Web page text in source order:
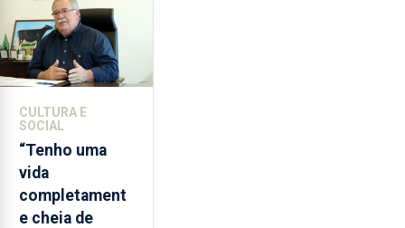
CULTURA E
SOCIAL
“Tenho uma
vida
completament
e cheia de